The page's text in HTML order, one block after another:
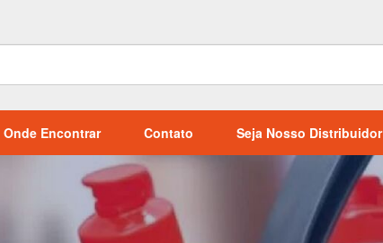
Onde Encontrar Contato Seja Nosso Distribuidor